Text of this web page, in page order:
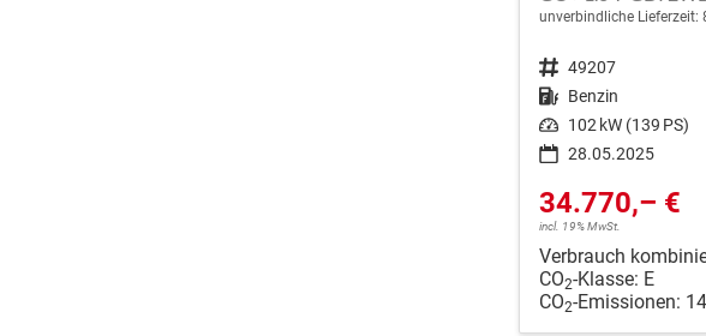
unverbindliche Lieferzeit:
Fahrzeugnr. 49207
Kraftstoff Benzin
Leistung 102 kW (139 PS)
28.05.2025
34.770,– €
incl. 19% MwSt.
Verbrauch
CO2-Klasse: E
CO2-Emissionen: